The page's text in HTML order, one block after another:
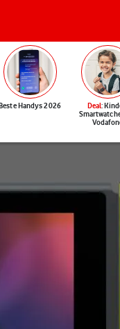
Handys 2026 Deal: